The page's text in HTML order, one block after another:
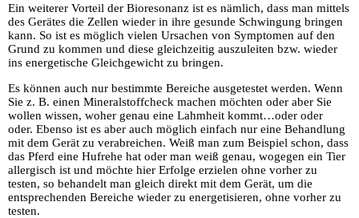
Ein weiterer Vorteil der Bioresonanz ist es nämlich, dass man mittels
des Gerätes die Zellen wieder in ihre gesunde Schwingung bringen
kann. So ist es möglich vielen Ursachen von Symptomen auf den
Grund zu kommen und diese gleichzeitig auszuleiten bzw. wieder
ins energetische Gleichgewicht zu bringen.
Es können auch nur bestimmte Bereiche ausgetestet werden. Wenn
Sie z. B. einen Mineralstoffcheck machen möchten oder aber Sie
wollen wissen, woher genau eine Lahmheit kommt…oder oder
oder. Ebenso ist es aber auch möglich einfach nur eine Behandlung
mit dem Gerät zu verabreichen. Weiß man zum Beispiel schon, dass
das Pferd eine Hufrehe hat oder man weiß genau, wogegen ein Tier
allergisch ist und möchte hier Erfolge erzielen ohne vorher zu
testen, so behandelt man gleich direkt mit dem Gerät, um die
entsprechenden Bereiche wieder zu energetisieren, ohne vorher zu
testen.